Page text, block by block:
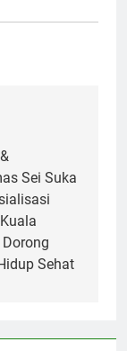
Sei Suka
Sehat